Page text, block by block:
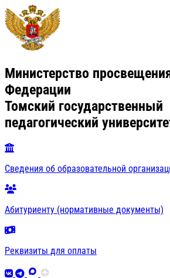
Министерство
Федерации
Томский государственный
педагогический
Сведения об образовательной
Абитуриенту (нормативные документы)
Реквизиты для оплаты